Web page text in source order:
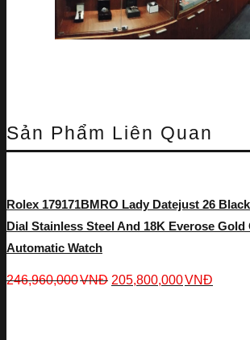
Sản Phẩm Liên Quan
Rolex 179171BMRO Lady Datejust 26
Dial Stainless Steel And 18K Everose
Automatic Watch
246,960,000VNĐ 205,800,000VNĐ